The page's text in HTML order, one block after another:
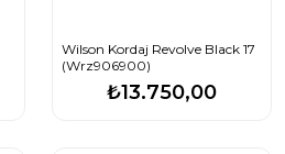
Wilson Kordaj Revolve Black 17
(Wrz906900)
₺13.750,00